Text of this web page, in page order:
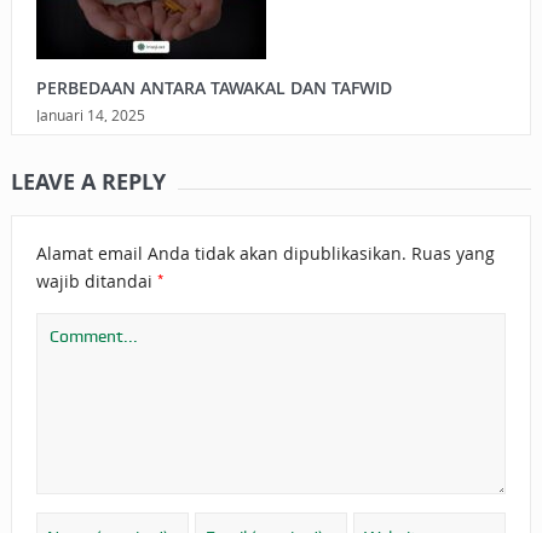
PERBEDAAN ANTARA TAWAKAL DAN TAFWID
Januari 14, 2025
LEAVE A REPLY
Alamat email Anda tidak akan dipublikasikan. Ruas yang
wajib ditandai *